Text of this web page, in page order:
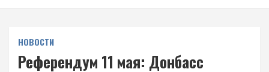
НОВОСТИ
Референдум 11 мая: Донбасс